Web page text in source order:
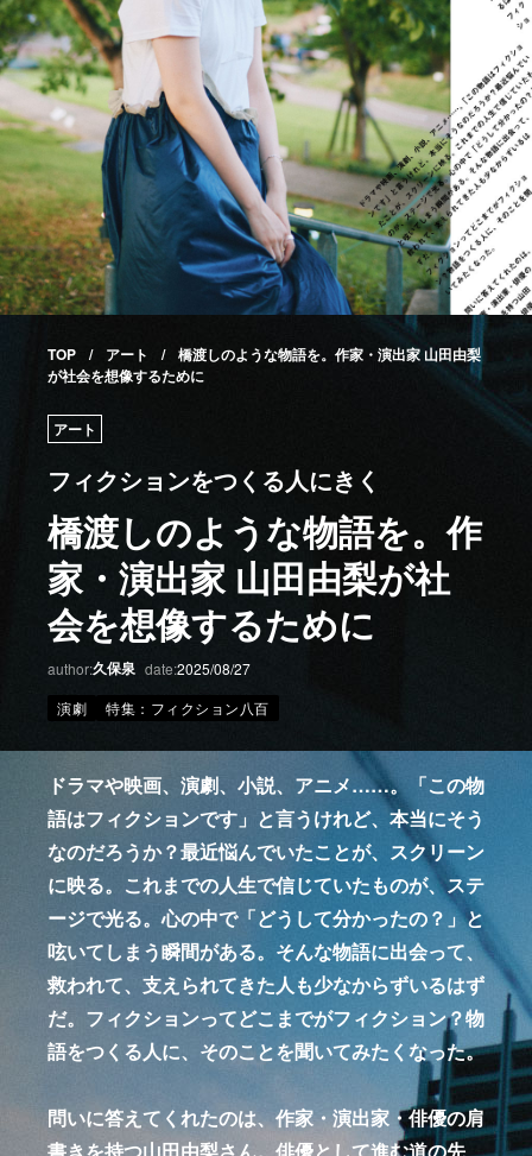
TOP アート
橋渡しのような物語を。作家・演出家 山田由梨
が社会を想像するために
アート
フィクションをつくる人にきく
橋渡しのような物語を。作
家・演出家 山田由梨が社
会を想像するために
author:久保泉 date:2025/08/27
演劇
特集：フィクション八百
ドラマや映画、演劇、小説、アニメ……。「この物
語はフィクションです」と言うけれど、本当にそう
なのだろうか？最近悩んでいたことが、スクリーン
に映る。これまでの人生で信じていたものが、ステ
ージで光る。心の中で「どうして分かったの？」と
呟いてしまう瞬間がある。そんな物語に出会って、
救われて、支えられてきた人も少なからずいるはず
だ。フィクションってどこまでがフィクション？物
語をつくる人に、そのことを聞いてみたくなった。
問いに答えてくれたのは、作家・演出家・俳優の肩